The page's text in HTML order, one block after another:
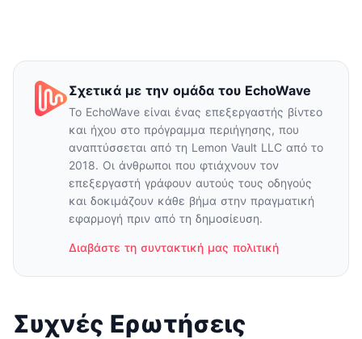
Σχετικά με την ομάδα του EchoWave
Το EchoWave είναι ένας επεξεργαστής βίντεο
και ήχου στο πρόγραμμα περιήγησης, που
αναπτύσσεται από τη Lemon Vault LLC από το
2018. Οι άνθρωποι που φτιάχνουν τον
επεξεργαστή γράφουν αυτούς τους οδηγούς
και δοκιμάζουν κάθε βήμα στην πραγματική
εφαρμογή πριν από τη δημοσίευση.
Διαβάστε τη συντακτική μας πολιτική
Συχνές Ερωτήσεις